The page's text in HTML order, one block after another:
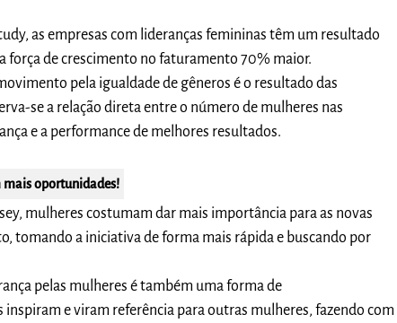
as empresas com lideranças femininas têm um resultado
força de crescimento no faturamento 70% maior.
pela igualdade de gêneros é o resultado das
se a relação direta entre o número de mulheres nas
e a performance de melhores resultados.
mais oportunidades!
mulheres costumam dar mais importância para as novas
tomando a iniciativa de forma mais rápida e buscando por
pelas mulheres é também uma forma de
inspiram e viram referência para outras mulheres, fazendo com